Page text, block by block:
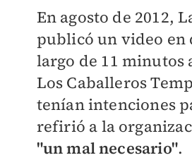
En agosto de 2012,
publicó un video en
largo de 11 minutos
Los Caballeros
tenían intenciones
refirió a la
"un mal necesario".